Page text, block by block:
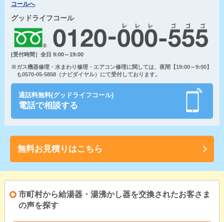
コールへ
グッドライフコール
[受付時間］全日 9:00～19:00
※ガス機器修理・水まわり修理・エアコン修理に関しては、夜間【19:00～9:00】
も0570-05-5858（ナビダイヤル）にて受付しております。
通話料無料(グッドライフコール)
電話で相談する
無料お見積りはこちら
市町村から給湯器・湯沸かし器を交換されたお客さま
の声を探す